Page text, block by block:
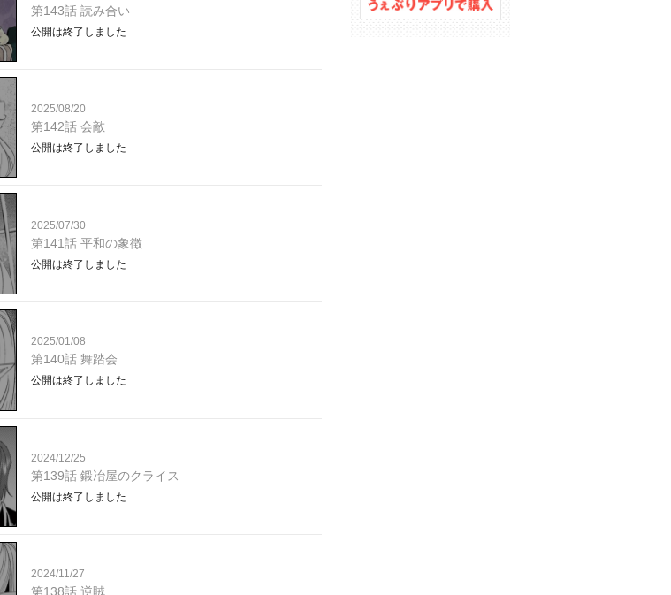
第143話 読み合い
公開は終了しました
2025/08/20
第142話 会敵
公開は終了しました
2025/07/30
第141話 平和の象徴
公開は終了しました
2025/01/08
第140話 舞踏会
公開は終了しました
2024/12/25
第139話 鍛冶屋のクライス
公開は終了しました
2024/11/27
第138話 逆賊